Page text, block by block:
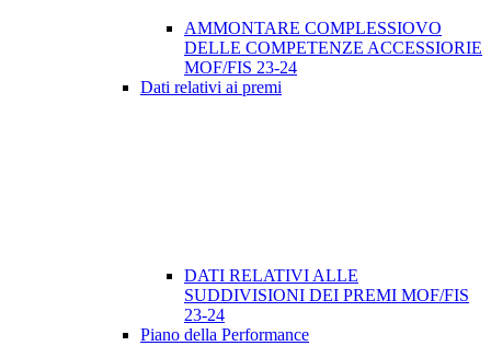
AMMONTARE COMPLESSIOVO
DELLE COMPETENZE ACCESSIORIE
MOF/FIS 23-24
Dati relativi ai premi
DATI RELATIVI ALLE
SUDDIVISIONI DEI PREMI MOF/FIS
23-24
Piano della Performance